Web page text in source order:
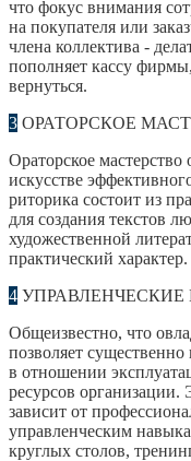
что фокус внимания
на покупателя или
члена коллектива -
пополняет кассу
вернуться.
3 ОРАТОРСКОЕ
Ораторское
искусстве
риторика состоит из
для создания текстов
художественной
практический характер.
4
Общеизвестно, что
позволяет
в отношении
ресурсов
зависит от
управленческим
круглых столов,